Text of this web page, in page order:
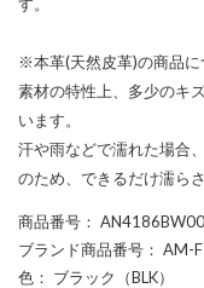
※本革(天然皮革)の商品に
素材の特性上、多少のキ
います。
汗や雨などで濡れた場合
のため、できるだけ濡ら
商品番号 ：
ブランド商品番号 ： AM-
色 ： ブラック（BLK）